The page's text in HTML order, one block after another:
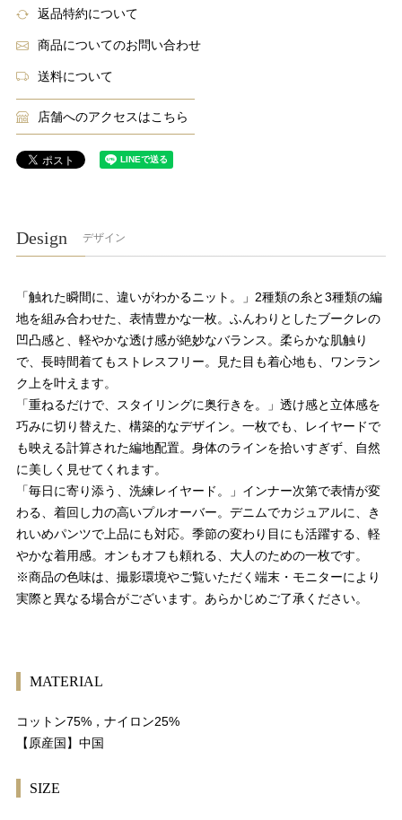
返品特約について
商品についてのお問い合わせ
送料について
店舗へのアクセスはこちら
Design デザイン
「触れた瞬間に、違いがわかるニット。」2種類の糸と3種類の編
地を組み合わせた、表情豊かな一枚。ふんわりとしたブークレの
凹凸感と、軽やかな透け感が絶妙なバランス。柔らかな肌触り
で、長時間着てもストレスフリー。見た目も着心地も、ワンラン
ク上を叶えます。
「重ねるだけで、スタイリングに奥行きを。」透け感と立体感を
巧みに切り替えた、構築的なデザイン。一枚でも、レイヤードで
も映える計算された編地配置。身体のラインを拾いすぎず、自然
に美しく見せてくれます。
「毎日に寄り添う、洗練レイヤード。」インナー次第で表情が変
わる、着回し力の高いプルオーバー。デニムでカジュアルに、き
れいめパンツで上品にも対応。季節の変わり目にも活躍する、軽
やかな着用感。オンもオフも頼れる、大人のための一枚です。
※商品の色味は、撮影環境やご覧いただく端末・モニターにより
実際と異なる場合がございます。あらかじめご了承ください。
MATERIAL
コットン75%，ナイロン25%
【原産国】中国
SIZE